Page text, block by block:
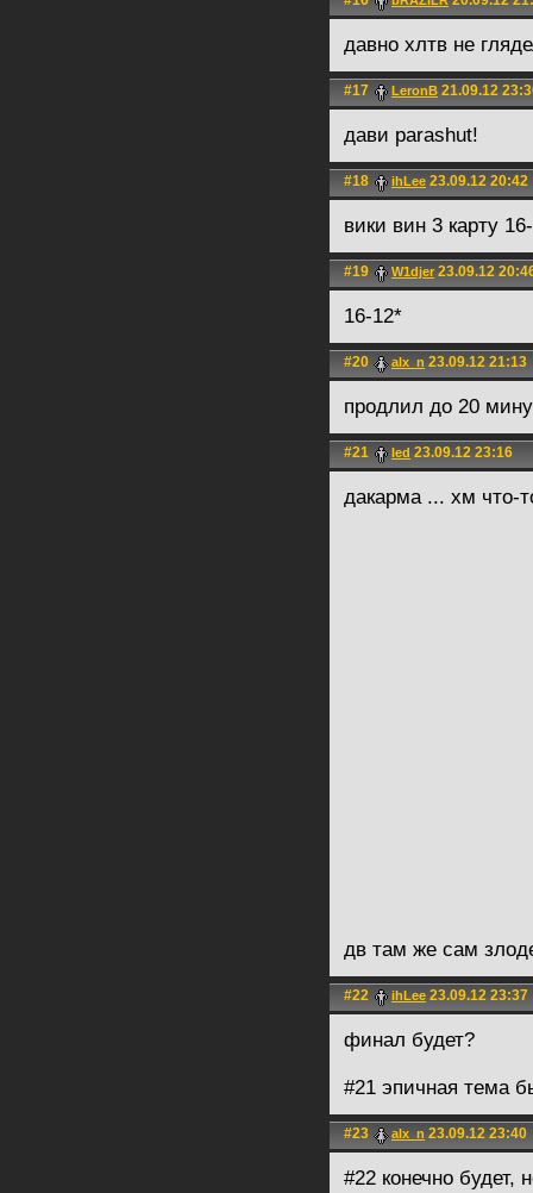
давно хлтв не
#17 LerоnB 21.09.12
дави parashut!
#18 ihLee 23.09.12 20:42
вики вин 3 карту
#19 W1djer 23.09.12
16-12*
#20 alx_n 23.09.12 21:13
продлил до 20
#21 led 23.09.12 23:16
дакарма ... хм что-
дв там же сам
#22 ihLee 23.09.12 23:37
финал будет?
#21 эпичная тема
#23 alx_n 23.09.12 23:40
#22 конечно